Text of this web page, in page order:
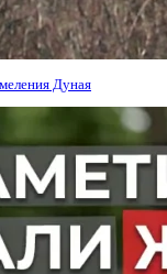
Дуная